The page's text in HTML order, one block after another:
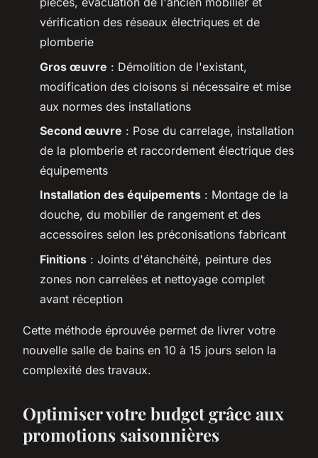
vérification des réseaux électriques et de
plomberie
Gros œuvre : Démolition de l'existant,
modification des cloisons si nécessaire et mise
aux normes des installations
Second œuvre : Pose du carrelage, installation
de la plomberie et raccordement électrique des
équipements
Installation des équipements : Montage de la
douche, du mobilier de rangement et des
accessoires selon les préconisations fabricant
Finitions : Joints d'étanchéité, peinture des
zones non carrelées et nettoyage complet
avant réception
Cette méthode éprouvée permet de livrer votre
nouvelle salle de bains en 10 à 15 jours selon la
complexité des travaux.
Optimiser votre budget grâce aux
promotions saisonnières